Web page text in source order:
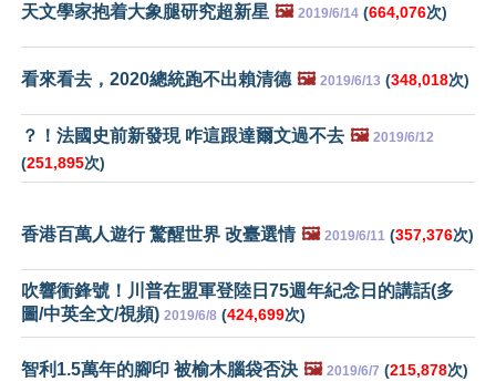
天文學家抱着大象腿研究超新星 🖼️ 2019/6/14 (664,076次)
看來看去，2020總統跑不出賴清德 🖼️ 2019/6/13 (348,018次)
？！法國史前新發現 咋這跟達爾文過不去 🖼️ 2019/6/12
(251,895次)
香港百萬人遊行 驚醒世界 改臺選情 🖼️ 2019/6/11 (357,376次)
吹響衝鋒號！川普在盟軍登陸日75週年紀念日的講話(多
圖/中英全文/視頻) 2019/6/8 (424,699次)
智利1.5萬年的腳印 被榆木腦袋否決 🖼️ 2019/6/7 (215,878次)